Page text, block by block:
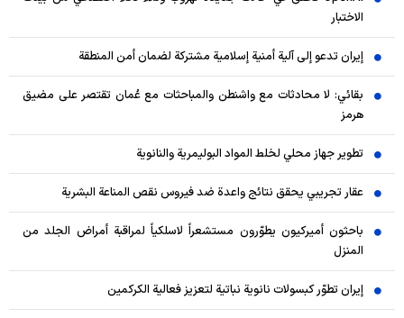
الاختبار
إيران تدعو إلى آلية أمنية إسلامية مشتركة لضمان أمن المنطقة
بقائي: لا محادثات مع واشنطن والمباحثات مع عُمان تقتصر على مضيق
هرمز
تطوير جهاز محلي لخلط المواد البوليمرية والنانوية
عقار تجريبي يحقق نتائج واعدة ضد فيروس نقص المناعة البشرية
باحثون أميركيون يطوّرون مستشعراً لاسلكياً لمراقبة أمراض الجلد من
المنزل
إيران تطوّر كبسولات نانوية نباتية لتعزيز فعالية الكركمين